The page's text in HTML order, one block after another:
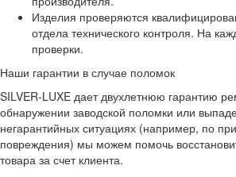
Изделия проверяются
отдела технического контроля. На
проверки.
Наши гарантии в случае поломок
SILVER-LUXE дает двухлетнюю гарантию
обнаружении заводской поломки или
негарантийных ситуациях (например, по
повреждения) мы можем помочь
товара за счет клиента.